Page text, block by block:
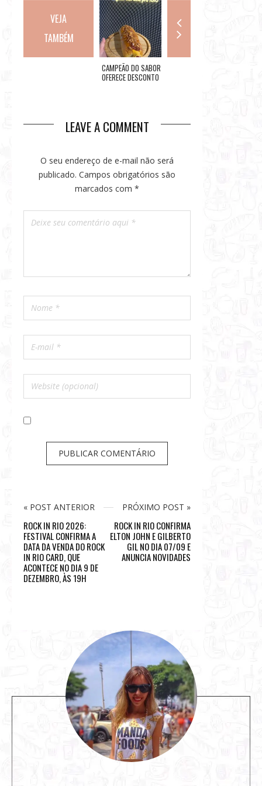
VEJA
TAMBÉM
CAMPEÃO DO SABOR
OFERECE DESCONTO
LEAVE A COMMENT
O seu endereço de e-mail não será
publicado. Campos obrigatórios são
marcados com*
« POST ANTERIOR
ROCK IN RIO 2026:
FESTIVAL CONFIRMA A
DATA DA VENDA DO ROCK
IN RIO CARD, QUE
ACONTECE NO DIA 9 DE
DEZEMBRO, ÀS 19H
PRÓXIMO POST »
ROCK IN RIO CONFIRMA
ELTON JOHN E GILBERTO
GIL NO DIA 07/09 E
ANUNCIA NOVIDADES
s